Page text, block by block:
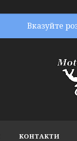
Вказуйте
КОНТАКТИ